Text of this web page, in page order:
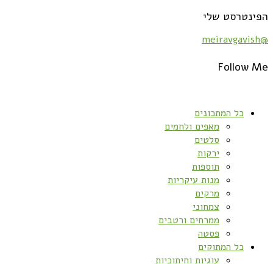
הפינטרסט שלי
@meiravgavish
Follow Me
כל המתכונים
מאפים ולחמים
סלטים
ירקות
תוספות
מנות עיקריות
מרקים
צמחוני
ממרחים ורטבים
פסטה
כל המתוקים
עוגיות וחיתוכיות